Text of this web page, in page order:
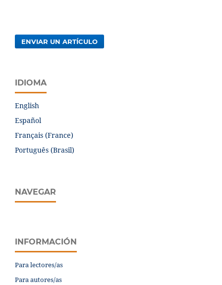
ENVIAR UN ARTÍCULO
IDIOMA
English
Español
Français (France)
Português (Brasil)
NAVEGAR
INFORMACIÓN
Para lectores/as
Para autores/as